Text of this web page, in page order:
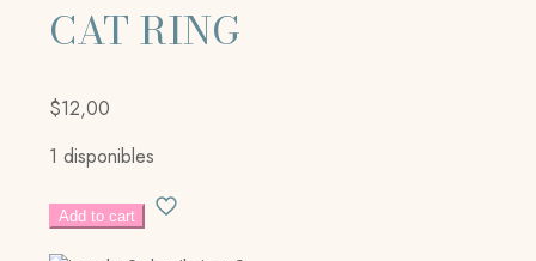
CAT RING
$12,00
1 disponibles
CAT
RING
Add to cart